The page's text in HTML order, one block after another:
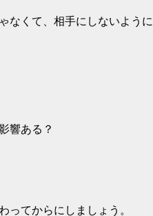
なくて、相手にしないように
響ある？
ってからにしましょう。